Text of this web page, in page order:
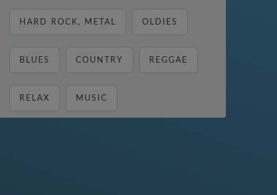
HARD ROCK, METAL OLDIES
BLUES COUNTRY REGGAE
RELAX MUSIC